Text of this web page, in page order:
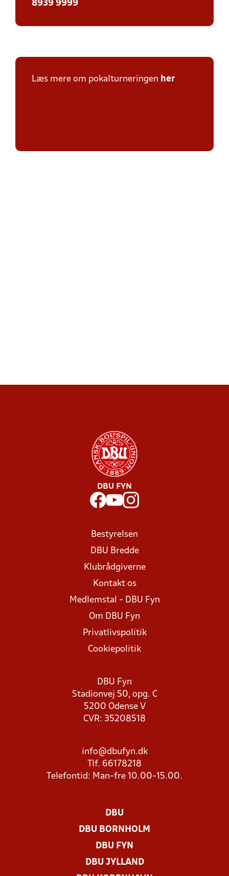
8939 9999
Læs mere om pokalturneringen her
DBU FYN
Bestyrelsen
DBU Bredde
Klubrådgiverne
Kontakt os
Medlemstal - DBU Fyn
Om DBU Fyn
Privatlivspolitik
Cookiepolitik
DBU Fyn
Stadionvej 50, opg. C
5200 Odense V
CVR: 35208518
info@dbufyn.dk
Tlf. 66178218
Telefontid: Man-fre 10.00-15.00.
DBU
DBU BORNHOLM
DBU FYN
DBU JYLLAND